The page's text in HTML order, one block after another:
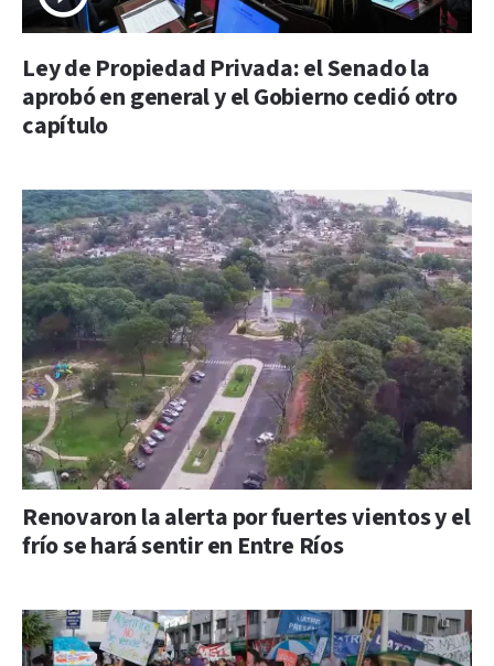
Ley de Propiedad Privada: el Senado la
aprobó en general y el Gobierno cedió otro
capítulo
Renovaron la alerta por fuertes vientos y el
frío se hará sentir en Entre Ríos